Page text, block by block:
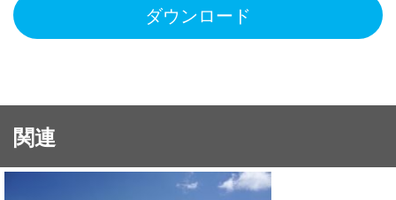
ダウンロード
関連